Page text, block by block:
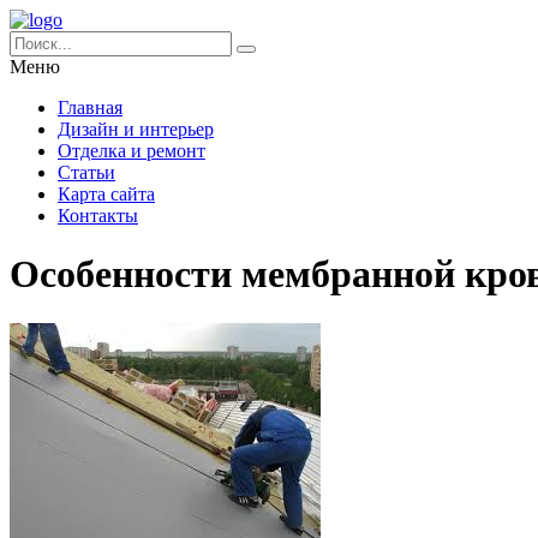
Меню
Главная
Дизайн и интерьер
Отделка и ремонт
Статьи
Карта сайта
Контакты
Особенности мембранной